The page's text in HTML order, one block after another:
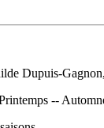
Dupuis-
--